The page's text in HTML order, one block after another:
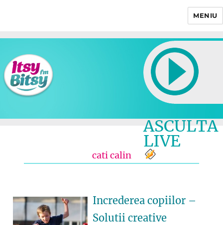
MENIU
ASCULTA
LIVE
cati calin
Increderea copiilor –
Solutii creative